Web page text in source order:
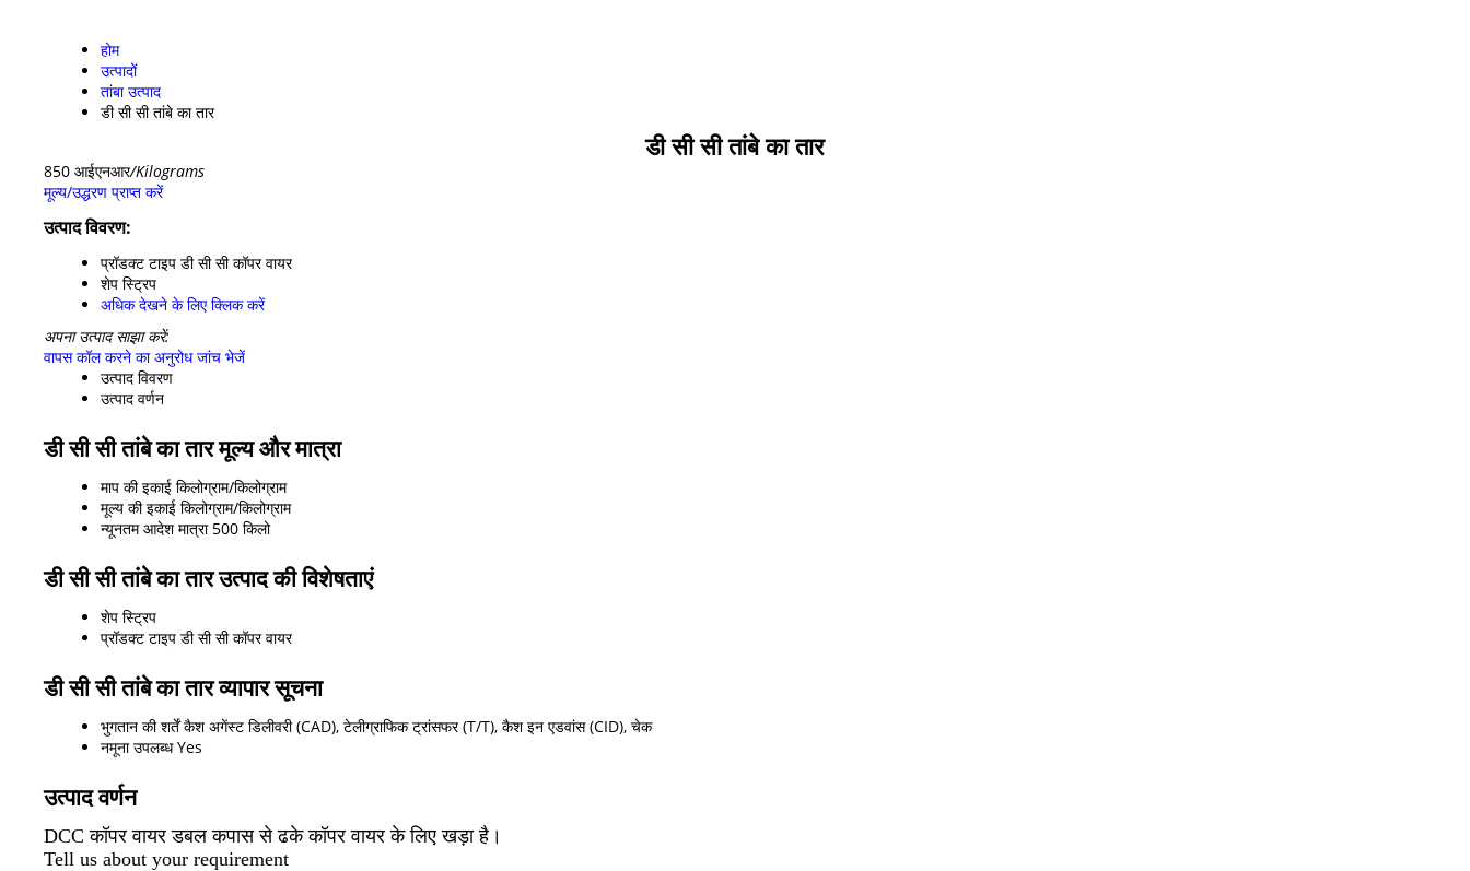
होम
उत्पादों
तांबा उत्पाद
डी सी सी तांबे का तार
डी सी सी तांबे का तार
850 आईएनआर/Kilograms
मूल्य/उद्धरण प्राप्त करें
उत्पाद विवरण:
प्रॉडक्ट टाइप डी सी सी कॉपर वायर
शेप स्ट्रिप
अधिक देखने के लिए क्लिक करें
अपना उत्पाद साझा करें:
वापस कॉल करने का अनुरोध जांच भेजें
उत्पाद विवरण
उत्पाद वर्णन
डी सी सी तांबे का तार मूल्य और मात्रा
माप की इकाई किलोग्राम/किलोग्राम
मूल्य की इकाई किलोग्राम/किलोग्राम
न्यूनतम आदेश मात्रा 500 किलो
डी सी सी तांबे का तार उत्पाद की विशेषताएं
शेप स्ट्रिप
प्रॉडक्ट टाइप डी सी सी कॉपर वायर
डी सी सी तांबे का तार व्यापार सूचना
भुगतान की शर्तें कैश अगेंस्ट डिलीवरी (CAD), टेलीग्राफिक ट्रांसफर (T/T), कैश इन एडवांस (CID), चेक
नमूना उपलब्ध Yes
उत्पाद वर्णन
DCC कॉपर वायर डबल कपास से ढके कॉपर वायर के लिए खड़ा है।
Tell us about your requirement